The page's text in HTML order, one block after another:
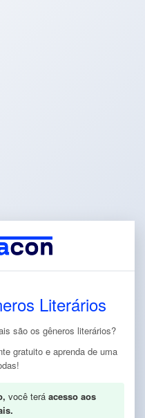
Literários
são os gêneros literários?
gratuito e aprenda de uma
você terá acesso aos